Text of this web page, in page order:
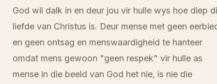
God wil dalk in en deur jou vir hulle wys hoe diep
liefde van Christus is. Deur mense met geen
en geen ontsag en menswaardigheid te hanteer
omdat mens gewoon "geen respek" vir hulle as
mense in die beeld van God het nie, is nie die